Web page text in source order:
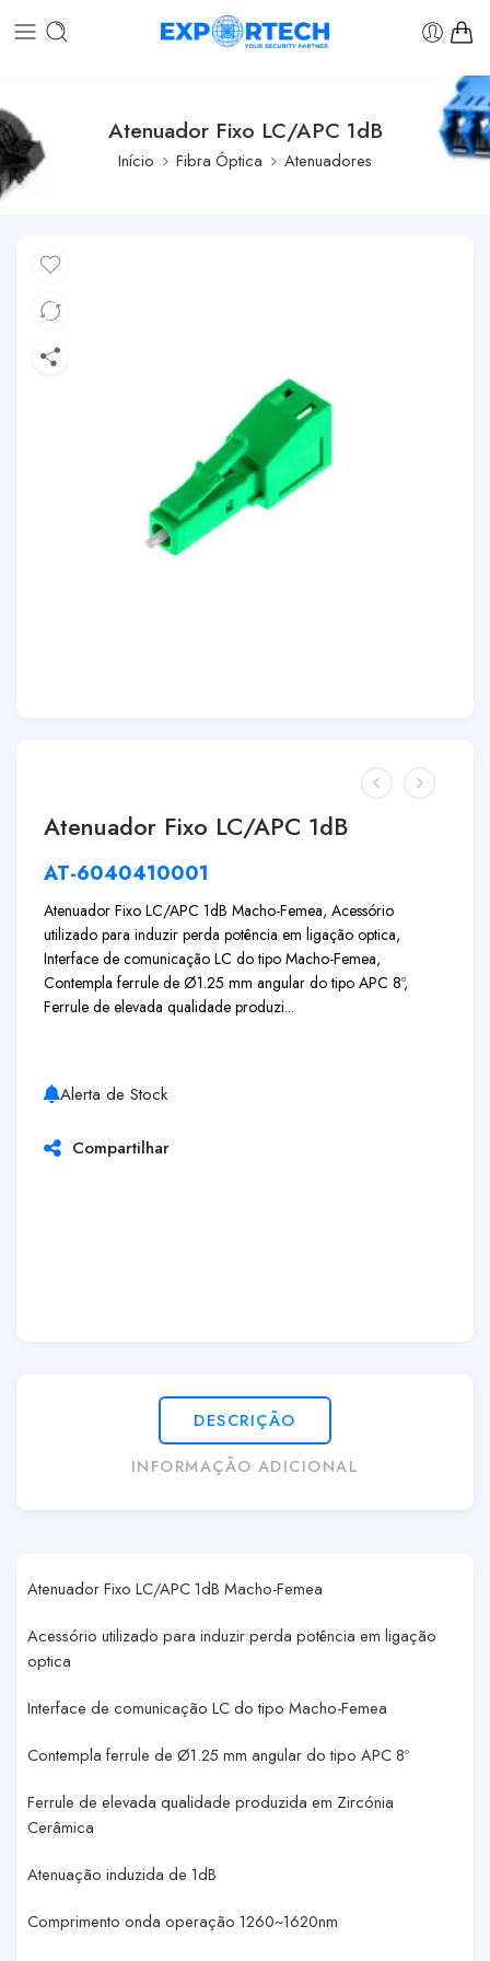
Atenuador Fixo LC/APC 1dB
Início Fibra Óptica Atenuadores
Atenuador Fixo LC/APC 1dB
AT-6040410001
Atenuador Fixo LC/APC 1dB Macho-Femea, Acessório
utilizado para induzir perda potência em ligação optica,
Interface de comunicação LC do tipo Macho-Femea,
Contempla ferrule de Ø1.25 mm angular do tipo APC 8º,
Ferrule de elevada qualidade produzi...
Alerta de Stock
Compartilhar
DESCRIÇÃO
INFORMAÇÃO ADICIONAL
Atenuador Fixo LC/APC 1dB Macho-Femea
Acessório utilizado para induzir perda potência em ligação
optica
Interface de comunicação LC do tipo Macho-Femea
Contempla ferrule de Ø1.25 mm angular do tipo APC 8º
Ferrule de elevada qualidade produzida em Zircónia
Cerâmica
Atenuação induzida de 1dB
Comprimento onda operação 1260~1620nm